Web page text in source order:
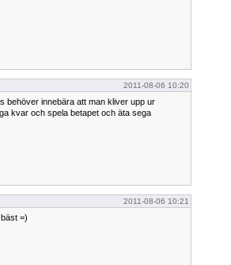
2011-08-06 10:20
behöver innebära att man kliver upp ur
kvar och spela betapet och äta sega
2011-08-06 10:21
=)